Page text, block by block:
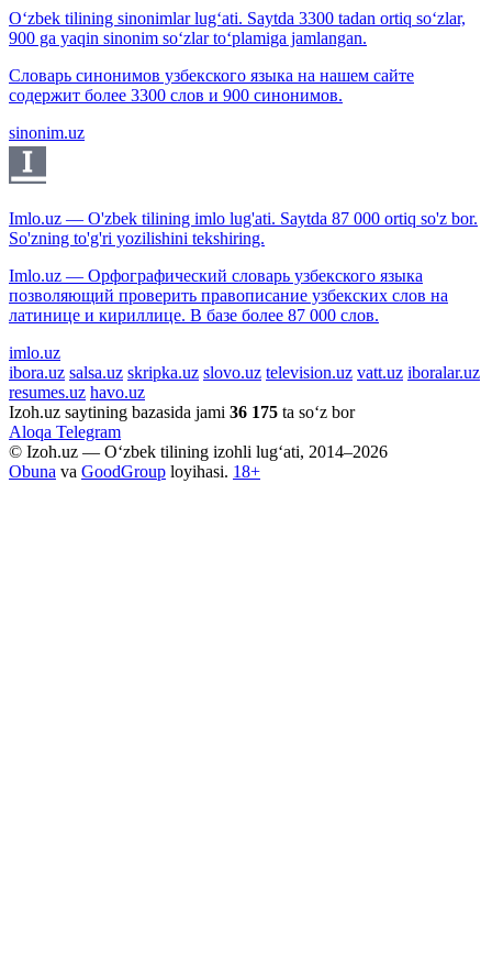
O‘zbek tilining sinonimlar lug‘ati. Saytda 3300 tadan ortiq so‘zlar,
900 ga yaqin sinonim so‘zlar to‘plamiga jamlangan.
Словарь синонимов узбекского языка на нашем сайте
содержит более 3300 слов и 900 синонимов.
sinonim.uz
Imlo.uz — O'zbek tilining imlo lug'ati. Saytda 87 000 ortiq so'z bor.
So'zning to'g'ri yozilishini tekshiring.
Imlo.uz — Орфографический словарь узбекского языка
позволяющий проверить правописание узбекских слов на
латинице и кириллице. В базе более 87 000 слов.
imlo.uz
ibora.uz salsa.uz skripka.uz slovo.uz television.uz vatt.uz iboralar.uz
resumes.uz havo.uz
Izoh.uz saytining bazasida jami 36 175 ta so‘z bor
Aloqa Telegram
© Izoh.uz — O‘zbek tilining izohli lug‘ati, 2014–2026
Obuna va GoodGroup loyihasi. 18+